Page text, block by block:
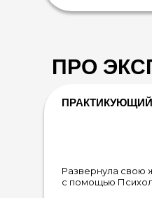
Развернула свою
с помощью
ПРО